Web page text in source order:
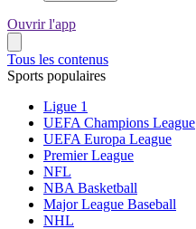
Ouvrir l'app
Tous les contenus
Sports populaires
Ligue 1
UEFA Champions League
UEFA Europa League
Premier League
NFL
NBA Basketball
Major League Baseball
NHL